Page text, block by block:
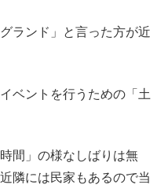
ランド」と言った方が近
ベントを行うための「土
間」の様なしばりは無
隣には民家もあるので当